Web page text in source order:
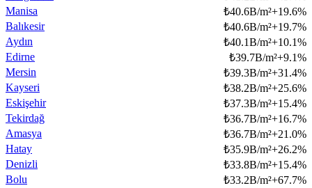
Manisa
₺40.6B/m²+19.6%
Balıkesir
₺40.6B/m²+19.7%
Aydın
₺40.1B/m²+10.1%
Edirne
₺39.7B/m²+9.1%
Mersin
₺39.3B/m²+31.4%
Kayseri
₺38.2B/m²+25.6%
Eskişehir
₺37.3B/m²+15.4%
Tekirdağ
₺36.7B/m²+16.7%
Amasya
₺36.7B/m²+21.0%
Hatay
₺35.9B/m²+26.2%
Denizli
₺33.8B/m²+15.4%
Bolu
₺33.2B/m²+67.7%